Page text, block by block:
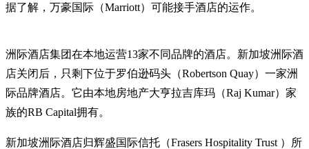
据了解，万豪国际（Marriott）可能接手酒店的运作。
洲际酒店集团在本地运营13家不同品牌的酒店。新加坡洲际酒
店关闭后，只剩下位于罗伯逊码头（Robertson Quay）一家洲
际品牌酒店。它由本地房地产大亨拉吉库玛（Raj Kumar）家
族的RB Capital拥有。
新加坡洲际酒店归辉盛国际信托（Frasers Hospitality Trust ）所